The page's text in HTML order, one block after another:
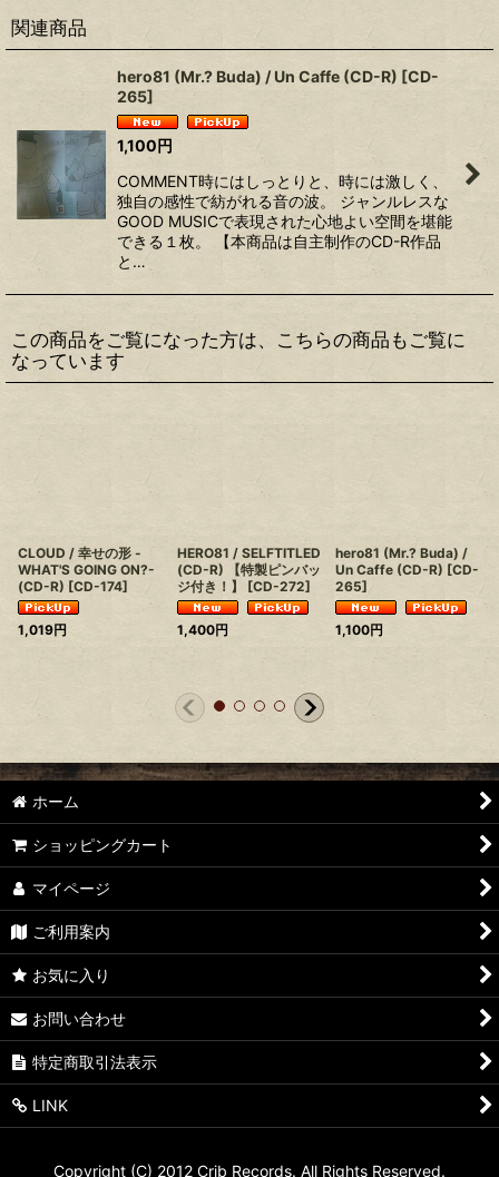
関連商品
hero81 (Mr.? Buda) / Un Caffe (CD-R) [CD-
265]
1,100円
COMMENT時にはしっとりと、時には激しく、
独自の感性で紡がれる音の波。 ジャンルレスな
GOOD MUSICで表現された心地よい空間を堪能
できる１枚。 【本商品は自主制作のCD-R作品
と…
この商品をご覧になった方は、こちらの商品もご覧に
なっています
CLOUD / 幸せの形 -
WHAT'S GOING ON?-
(CD-R) [CD-174]
1,019円
HERO81 / SELFTITLED
(CD-R) 【特製ピンバッ
ジ付き！】
[CD-272]
1,400円
hero81 (Mr.? Buda) /
Un Caffe (CD-R) [CD-
265]
1,100円
ホーム
ショッピングカート
マイページ
ご利用案内
お気に入り
お問い合わせ
特定商取引法表示
LINK
Copyright (C) 2012 Crib Records. All Rights Reserved.